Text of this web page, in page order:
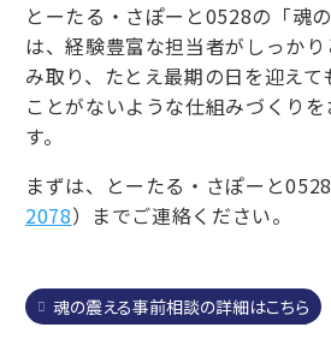
とーたる・さぽーと0528の「魂
は、経験豊富な担当者がしっか
み取り、たとえ最期の日を迎え
ことがないような仕組みづくり
す。
まずは、とーたる・さぽーと
2078）までご連絡ください。
魂の震える事前相談の詳細はこちら